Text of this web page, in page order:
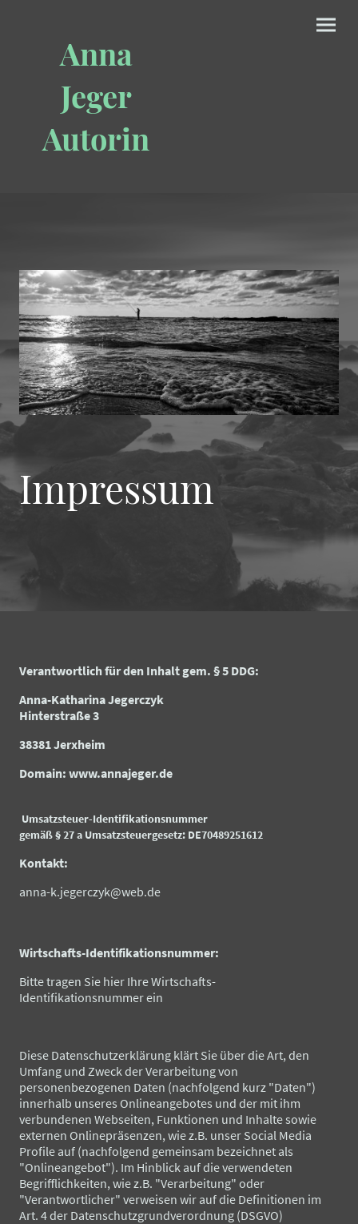
Anna
Jeger
Autorin
Impressum
Verantwortlich für den Inhalt gem. § 5 DDG:
Anna-Katharina Jegerczyk
Hinterstraße 3
38381 Jerxheim
Domain: www.annajeger.de
Umsatzsteuer-Identifikationsnummer
gemäß § 27 a Umsatzsteuergesetz: DE70489251612
Kontakt:
anna-k.jegerczyk@web.de
Wirtschafts-Identifikationsnummer:
Bitte tragen Sie hier Ihre Wirtschafts-
Identifikationsnummer ein
Diese Datenschutzerklärung klärt Sie über die Art, den
Umfang und Zweck der Verarbeitung von
personenbezogenen Daten (nachfolgend kurz "Daten")
innerhalb unseres Onlineangebotes und der mit ihm
verbundenen Webseiten, Funktionen und Inhalte sowie
externen Onlinepräsenzen, wie z.B. unser Social Media
Profile auf (nachfolgend gemeinsam bezeichnet als
"Onlineangebot"). Im Hinblick auf die verwendeten
Begrifflichkeiten, wie z.B. "Verarbeitung" oder
"Verantwortlicher" verweisen wir auf die Definitionen im
Art. 4 der Datenschutzgrundverordnung (DSGVO)